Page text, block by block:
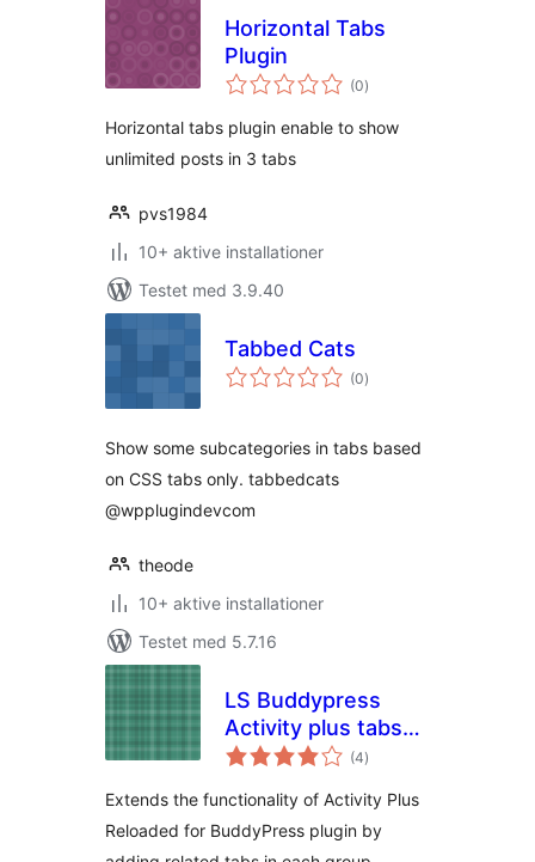
Horizontal Tabs
Plugin
(0totale
bedømmelser
)
Horizontal tabs plugin enable to show
unlimited posts in 3 tabs
pvs1984
10+ aktive installationer
Testet med 3.9.40
Tabbed Cats
(0totale
bedømmelser
)
Show some subcategories in tabs based
on CSS tabs only. tabbedcats
@wpplugindevcom
theode
10+ aktive installationer
Testet med 5.7.16
LS Buddypress
Activity plus tabs
extension
(4totale
bedømmelser
)
Extends the functionality of Activity Plus
Reloaded for BuddyPress plugin by